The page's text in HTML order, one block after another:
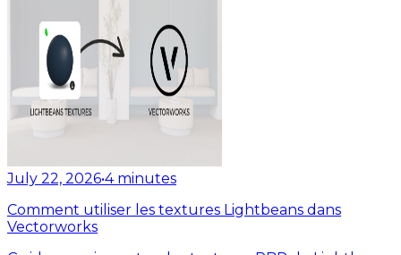
July 22, 2026•4 minutes
Comment utiliser les textures Lightbeans dans
Vectorworks